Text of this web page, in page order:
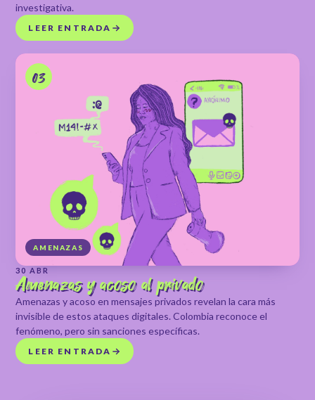
investigativa.
LEER ENTRADA
03
AMENAZAS
30 ABR
Amenazas y acoso al privado
Amenazas y acoso en mensajes privados revelan la cara más
invisible de estos ataques digitales. Colombia reconoce el
fenómeno, pero sin sanciones específicas.
LEER ENTRADA